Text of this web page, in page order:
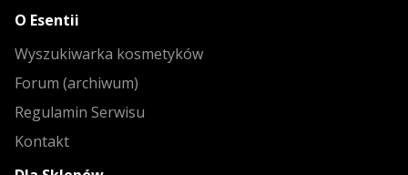
O Esentii
Wyszukiwarka kosmetyków
Forum (archiwum)
Regulamin Serwisu
Kontakt